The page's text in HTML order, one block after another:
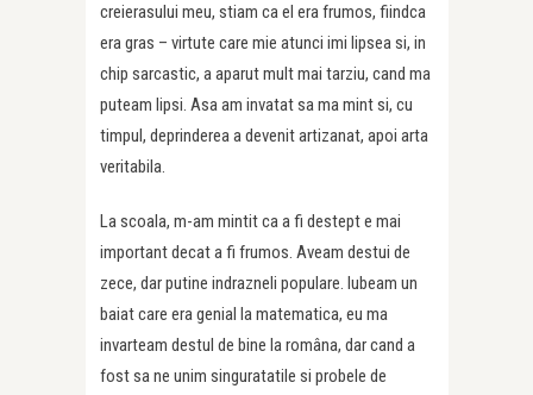
creierasului meu, stiam ca el era frumos, fiindca
era gras – virtute care mie atunci imi lipsea si, in
chip sarcastic, a aparut mult mai tarziu, cand ma
puteam lipsi. Asa am invatat sa ma mint si, cu
timpul, deprinderea a devenit artizanat, apoi arta
veritabila.
La scoala, m-am mintit ca a fi destept e mai
important decat a fi frumos. Aveam destui de
zece, dar putine indrazneli populare. Iubeam un
baiat care era genial la matematica, eu ma
invarteam destul de bine la româna, dar cand a
fost sa ne unim singuratatile si probele de